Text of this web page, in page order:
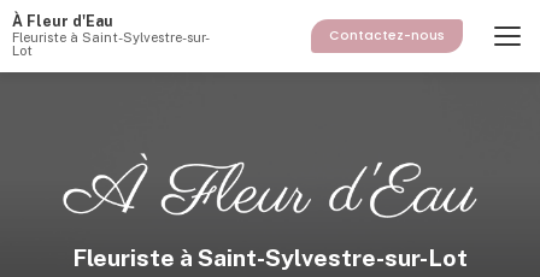
Aller
au
contenu
principal
À Fleur d'Eau
Fleuriste à Saint-Sylvestre-sur-
Lot
Contactez-nous
Fleuriste à Saint-Sylvestre-sur-Lot